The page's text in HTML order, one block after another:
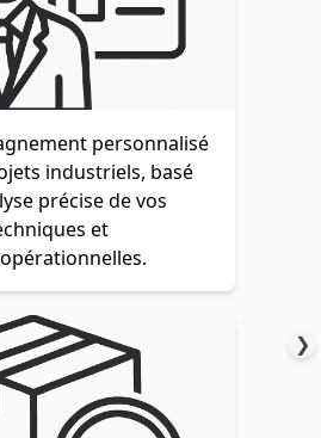
❯
personnalisé
industriels, basé
précise de vos
et